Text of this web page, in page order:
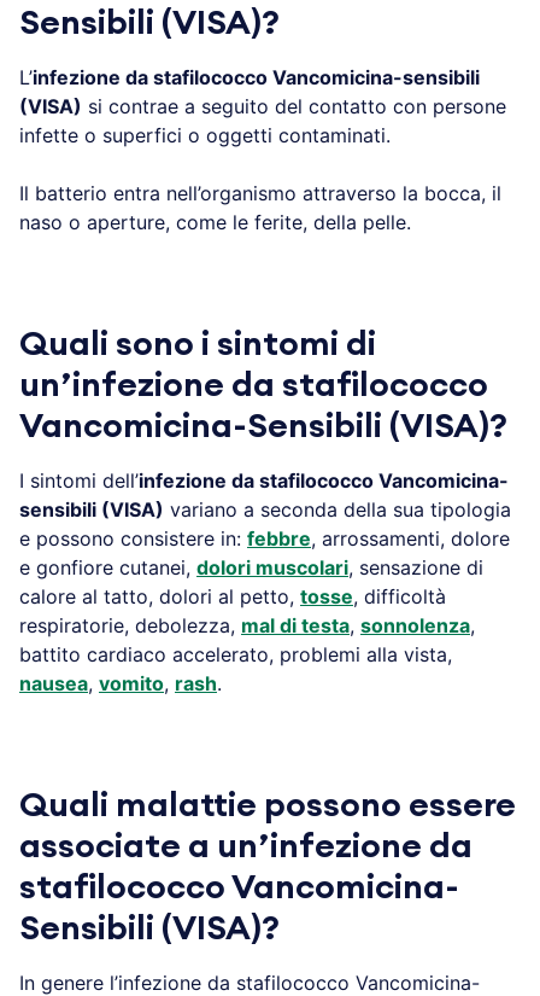
Sensibili (VISA)?
L’infezione da stafilococco Vancomicina-sensibili
(VISA) si contrae a seguito del contatto con persone
infette o superfici o oggetti contaminati.
Il batterio entra nell’organismo attraverso la bocca, il
naso o aperture, come le ferite, della pelle.
Quali sono i sintomi di
un’infezione da stafilococco
Vancomicina-Sensibili (VISA)?
I sintomi dell’infezione da stafilococco Vancomicina-
sensibili (VISA) variano a seconda della sua tipologia
e possono consistere in: febbre, arrossamenti, dolore
e gonfiore cutanei, dolori muscolari, sensazione di
calore al tatto, dolori al petto, tosse, difficoltà
respiratorie, debolezza, mal di testa, sonnolenza,
battito cardiaco accelerato, problemi alla vista,
nausea, vomito, rash.
Quali malattie possono essere
associate a un’infezione da
stafilococco Vancomicina-
Sensibili (VISA)?
In genere l’infezione da stafilococco Vancomicina-